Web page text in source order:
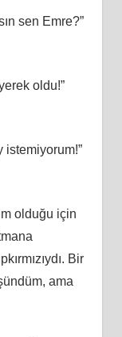
sen Emre?”
oldu!”
istemiyorum!”
olduğu için
Bir
ama